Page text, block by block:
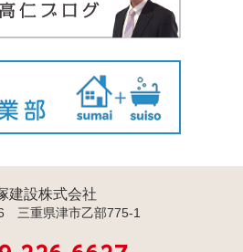
建設株式会社
三重県津市乙部775-1